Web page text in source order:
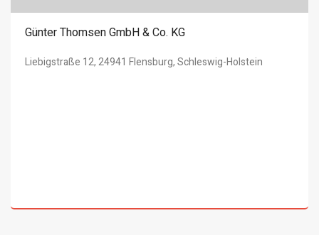
Günter Thomsen GmbH & Co. KG
Liebigstraße 12, 24941 Flensburg, Schleswig-Holstein